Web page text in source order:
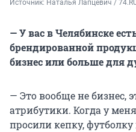
Источник: Наталья Лапцевич /
— У вас в Челябинске
брендированной
бизнес или больше для
— Это вообще не бизнес,
атрибутики. Когда у
просили кепку,